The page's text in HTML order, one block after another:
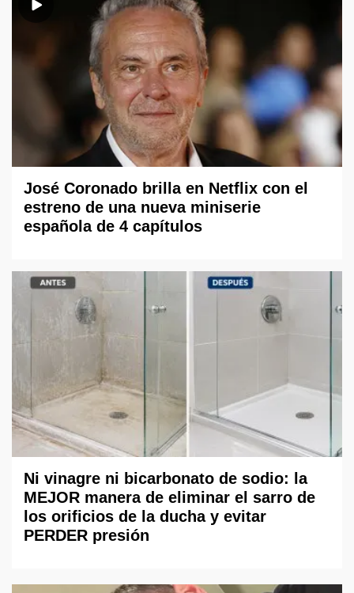
José Coronado brilla en Netflix con el
estreno de una nueva miniserie
española de 4 capítulos
Ni vinagre ni bicarbonato de sodio: la
MEJOR manera de eliminar el sarro de
los orificios de la ducha y evitar
PERDER presión